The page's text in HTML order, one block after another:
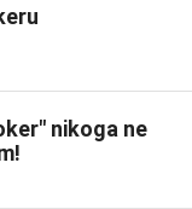
nikoga ne